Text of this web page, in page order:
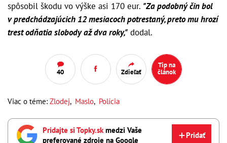
spôsobil škodu vo výške asi 170 eur. "Za podobný čin bol
v predchádzajúcich 12 mesiacoch potrestaný, preto mu hrozí
trest odňatia slobody až dva roky," dodal.
40 Zdieľať
Tip na
článok
Viac o téme: Zlodej, Maslo, Polícia
Pridajte si Topky.sk medzi Vaše
preferované zdroje na Google
Pridať